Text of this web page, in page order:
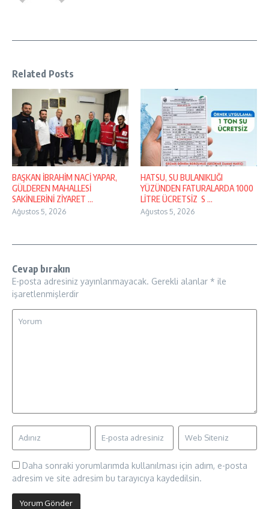
Related Posts
BAŞKAN İBRAHİM NACİ YAPAR,
GÜLDEREN MAHALLESİ
SAKİNLERİNİ ZİYARET ...
Ağustos 5, 2026
HATSU, SU BULANIKLIĞI
YÜZÜNDEN FATURALARDA 1000
LİTRE ÜCRETSİZ S ...
Ağustos 5, 2026
Cevap bırakın
E-posta adresiniz yayınlanmayacak. Gerekli alanlar * ile
işaretlenmişlerdir
Daha sonraki yorumlarımda kullanılması için adım, e-posta
adresim ve site adresim bu tarayıcıya kaydedilsin.